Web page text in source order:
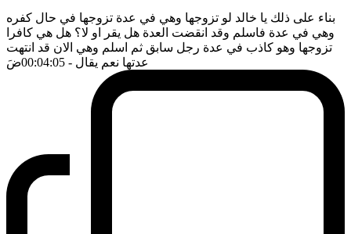
بناء على ذلك يا خالد لو تزوجها وهي في عدة تزوجها في حال كفره
وهي في عدة فاسلم وقد انقضت العدة هل يقر او لا؟ هل هي كافرا
تزوجها وهو كاذب في عدة رجل سابق ثم اسلم وهي الان قد انتهت
عدتها نعم يقال - 00:04:05 ضَ